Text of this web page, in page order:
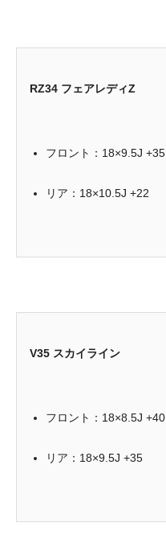
RZ34 フェアレディZ
フロント：18×9.5J +35
リア：18×10.5J +22
V35 スカイライン
フロント：18×8.5J +40
リア：18×9.5J +35